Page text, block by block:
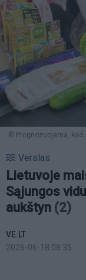
© Prognozuojama, kad
Verslas
Lietuvoje
Sąjungos
aukštyn (2)
VE.LT
2026-06-18 08:35